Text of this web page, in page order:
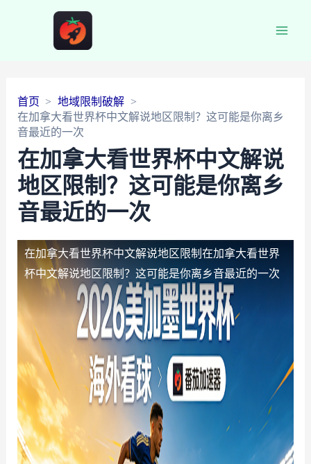
首页
地域限制破解
在加拿大看世界杯中文解说地区限制？这可能是你离乡
音最近的一次
在加拿大看世界杯中文解说
地区限制？这可能是你离乡
音最近的一次
在加拿大看世界杯中文解说地区限制 在加拿大看世界
杯中文解说地区限制？这可能是你离乡音最近的一次